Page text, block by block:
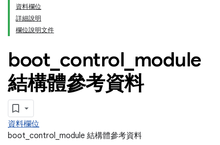
資料欄位
詳細說明
欄位說明文件
boot control module
結構體參考資料
資料欄位
boot_control_module 結構體參考資料